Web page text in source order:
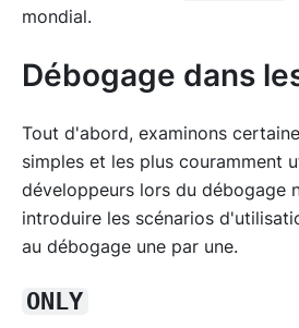
mondial.
Débogage dans
Tout d'abord, examinons
simples et les plus couramment
développeurs lors du débogage
introduire les scénarios
au débogage une par une.
ONLY